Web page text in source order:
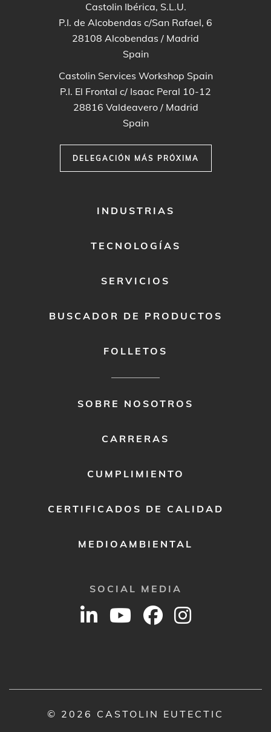
Castolin Ibérica, S.L.U.
P.I. de Alcobendas c/San Rafael, 6
28108 Alcobendas / Madrid
Spain
Castolin Services Workshop Spain
P.I. El Frontal c/ Isaac Peral 10-12
28816 Valdeavero / Madrid
Spain
DELEGACIÓN MÁS PRÓXIMA
INDUSTRIAS
TECNOLOGÍAS
SERVICIOS
BUSCADOR DE PRODUCTOS
FOLLETOS
SOBRE NOSOTROS
CARRERAS
CUMPLIMIENTO
CERTIFICADOS DE CALIDAD
MEDIOAMBIENTAL
SOCIAL MEDIA
© 2026 CASTOLIN EUTECTIC